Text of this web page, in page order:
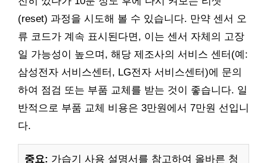
(reset) 과정을 시도해 볼 수 있습니다. 만약 센서 오
류 코드가 계속 표시된다면, 이는 센서 자체의 고장
일 가능성이 높으며, 해당 제조사의 서비스 센터(예:
삼성전자 서비스센터, LG전자 서비스센터)에 문의
하여 점검 또는 부품 교체를 받는 것이 좋습니다. 일
반적으로 부품 교체 비용은 3만원에서 7만원 선입니
다.
중요: 가습기 사용 설명서를 참고하여 올바른 청